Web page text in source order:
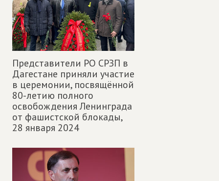
Представители РО СРЗП в
Дагестане приняли участие
в церемонии, посвящённой
80-летию полного
освобождения Ленинграда
от фашистской блокады,
28 января 2024